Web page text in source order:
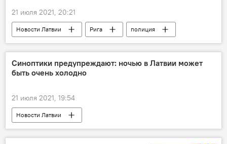
21 июля 2021, 20:21
Новости Латвии Рига
полиция
бомжи
Синоптики предупреждают: ночью в Латвии может
быть очень холодно
21 июля 2021, 19:54
Новости Латвии